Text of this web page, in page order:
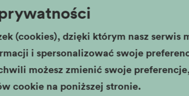
(cookies), dzięki którym nasz serwis
i spersonalizować swoje
możesz zmienić swoje
cookie na poniższej stronie.
Kulturowej UJ. Pracuje
zajmuje się humanistyką,
rodzinie są one tradycją.
potem dziadek Włodzimierz,
wykonał około 19 szopek i
stara się co roku na nowo
swoją wiedzę